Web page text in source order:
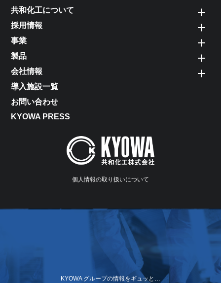
共和化工について
採用情報
事業
製品
会社情報
導入施設一覧
お問い合わせ
KYOWA PRESS
個人情報の取り扱いについて
KYOWA グループの情報をギュッと…